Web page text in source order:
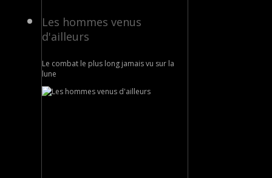
Les hommes venus
d'ailleurs
Le combat le plus long jamais vu sur la
lune